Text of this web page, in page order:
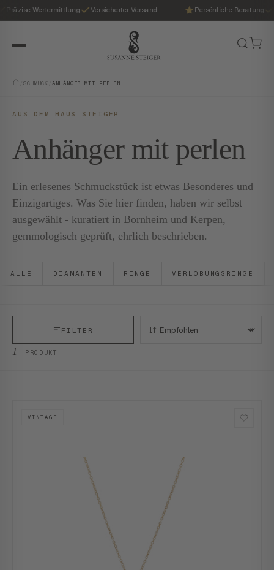
Präzise Wertermittlung Versicherter Versand Persönliche Beratung
SCHMUCK /ANHÄNGER MIT PERLEN
AUS DEM HAUS STEIGER
Anhänger mit perlen
Ein erlesenes Schmuckstück ist etwas Besonderes und
Einzigartiges. Was Sie hier finden, haben wir selbst
ausgewählt - kuratiert in Bornheim und Kerpen,
gemmologisch geprüft, ehrlich beschrieben.
ALLE DIAMANTEN RINGE VERLOBUNGSRINGE
1 PRODUKT
FILTER SORTIEREN:
VINTAGE